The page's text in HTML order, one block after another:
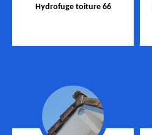
Hydrofuge toiture 66